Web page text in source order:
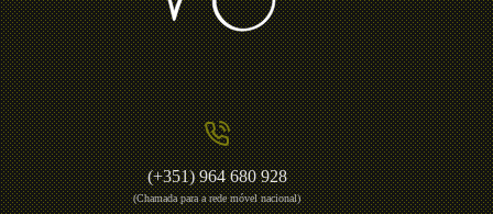
(+351) 964 680 928
(Chamada para a rede móvel nacional)